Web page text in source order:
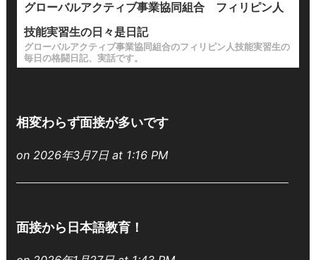
グローバルアクティブ事業協同組合 フィリピン人
技能実習生の日々是日記
グローバルアクティブ事業協同組合のフィリピン人技能実習生の
毎日の格闘日記、実話です。
相変わらず面接が多いです
on 2026年3月7日 at 1:16 PM
面接から日本語教育！